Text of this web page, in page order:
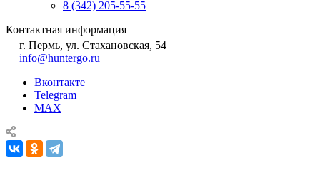
8 (342) 205-55-55
Контактная информация
г. Пермь, ул. Стахановская, 54
info@huntergo.ru
Вконтакте
Telegram
MAX